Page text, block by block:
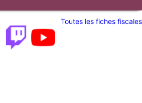
Toutes les fiches fiscales